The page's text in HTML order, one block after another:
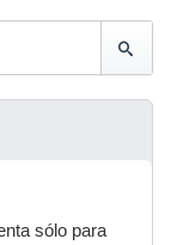
sólo para